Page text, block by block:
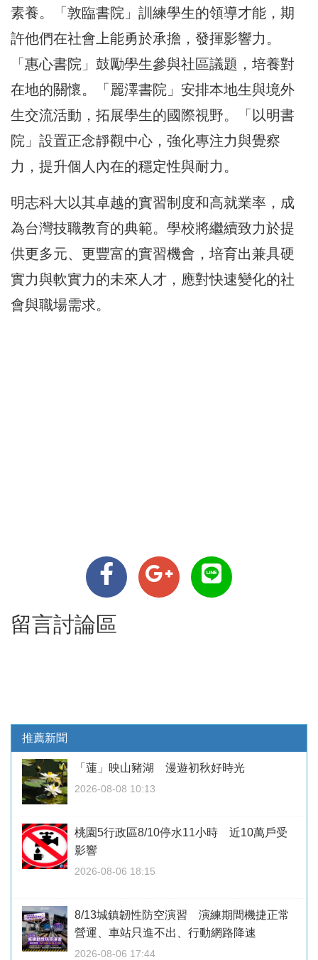
素養。「敦臨書院」訓練學生的領導才能，期
許他們在社會上能勇於承擔，發揮影響力。
「惠心書院」鼓勵學生參與社區議題，培養對
在地的關懷。「麗澤書院」安排本地生與境外
生交流活動，拓展學生的國際視野。「以明書
院」設置正念靜觀中心，強化專注力與覺察
力，提升個人內在的穩定性與耐力。
明志科大以其卓越的實習制度和高就業率，成
為台灣技職教育的典範。學校將繼續致力於提
供更多元、更豐富的實習機會，培育出兼具硬
實力與軟實力的未來人才，應對快速變化的社
會與職場需求。
留言討論區
推薦新聞
「蓮」映山豬湖 漫遊初秋好時光
2026-08-08 10:13
桃園5行政區8/10停水11小時 近10萬戶受
影響
2026-08-06 18:15
8/13城鎮韌性防空演習 演練期間機捷正常
營運、車站只進不出、行動網路降速
2026-08-06 17:44